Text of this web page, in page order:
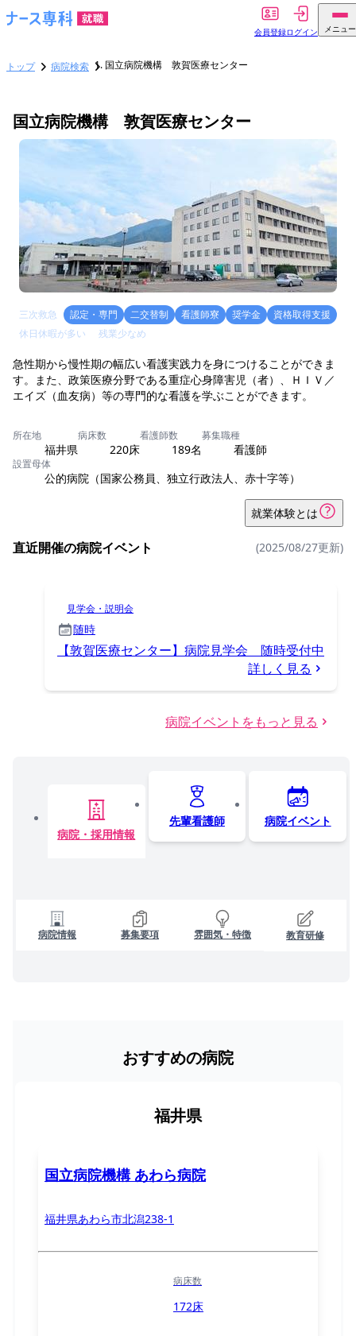
会員登録ログイン メニュー
トップ 病院検索 国立病院機構 敦賀医療センター
国立病院機構 敦賀医療センター
三次救急 認定・専門 二交替制 看護師寮 奨学金
資格取得支援
休日休暇が多い
残業少なめ
急性期から慢性期の幅広い看護実践力を身につけることができま
す。また、政策医療分野である重症心身障害児（者）、ＨＩＶ／
エイズ（血友病）等の専門的な看護を学ぶことができます。
所在地
福井県
病床数
220床
看護師数
189名
募集職種
看護師
設置母体
公的病院（国家公務員、独立行政法人、赤十字等）
就業体験とは
直近開催の病院イベント (2025/08/27更新)
見学会・説明会
随時
【敦賀医療センター】病院見学会 随時受付中
詳しく見る
病院イベントをもっと見る
病院・採用情報
先輩看護師 病院イベント
病院情報 募集要項 雰囲気・特徴 教育研修
おすすめの病院
福井県
国立病院機構 あわら病院
福井県あわら市北潟238-1
病床数
172床